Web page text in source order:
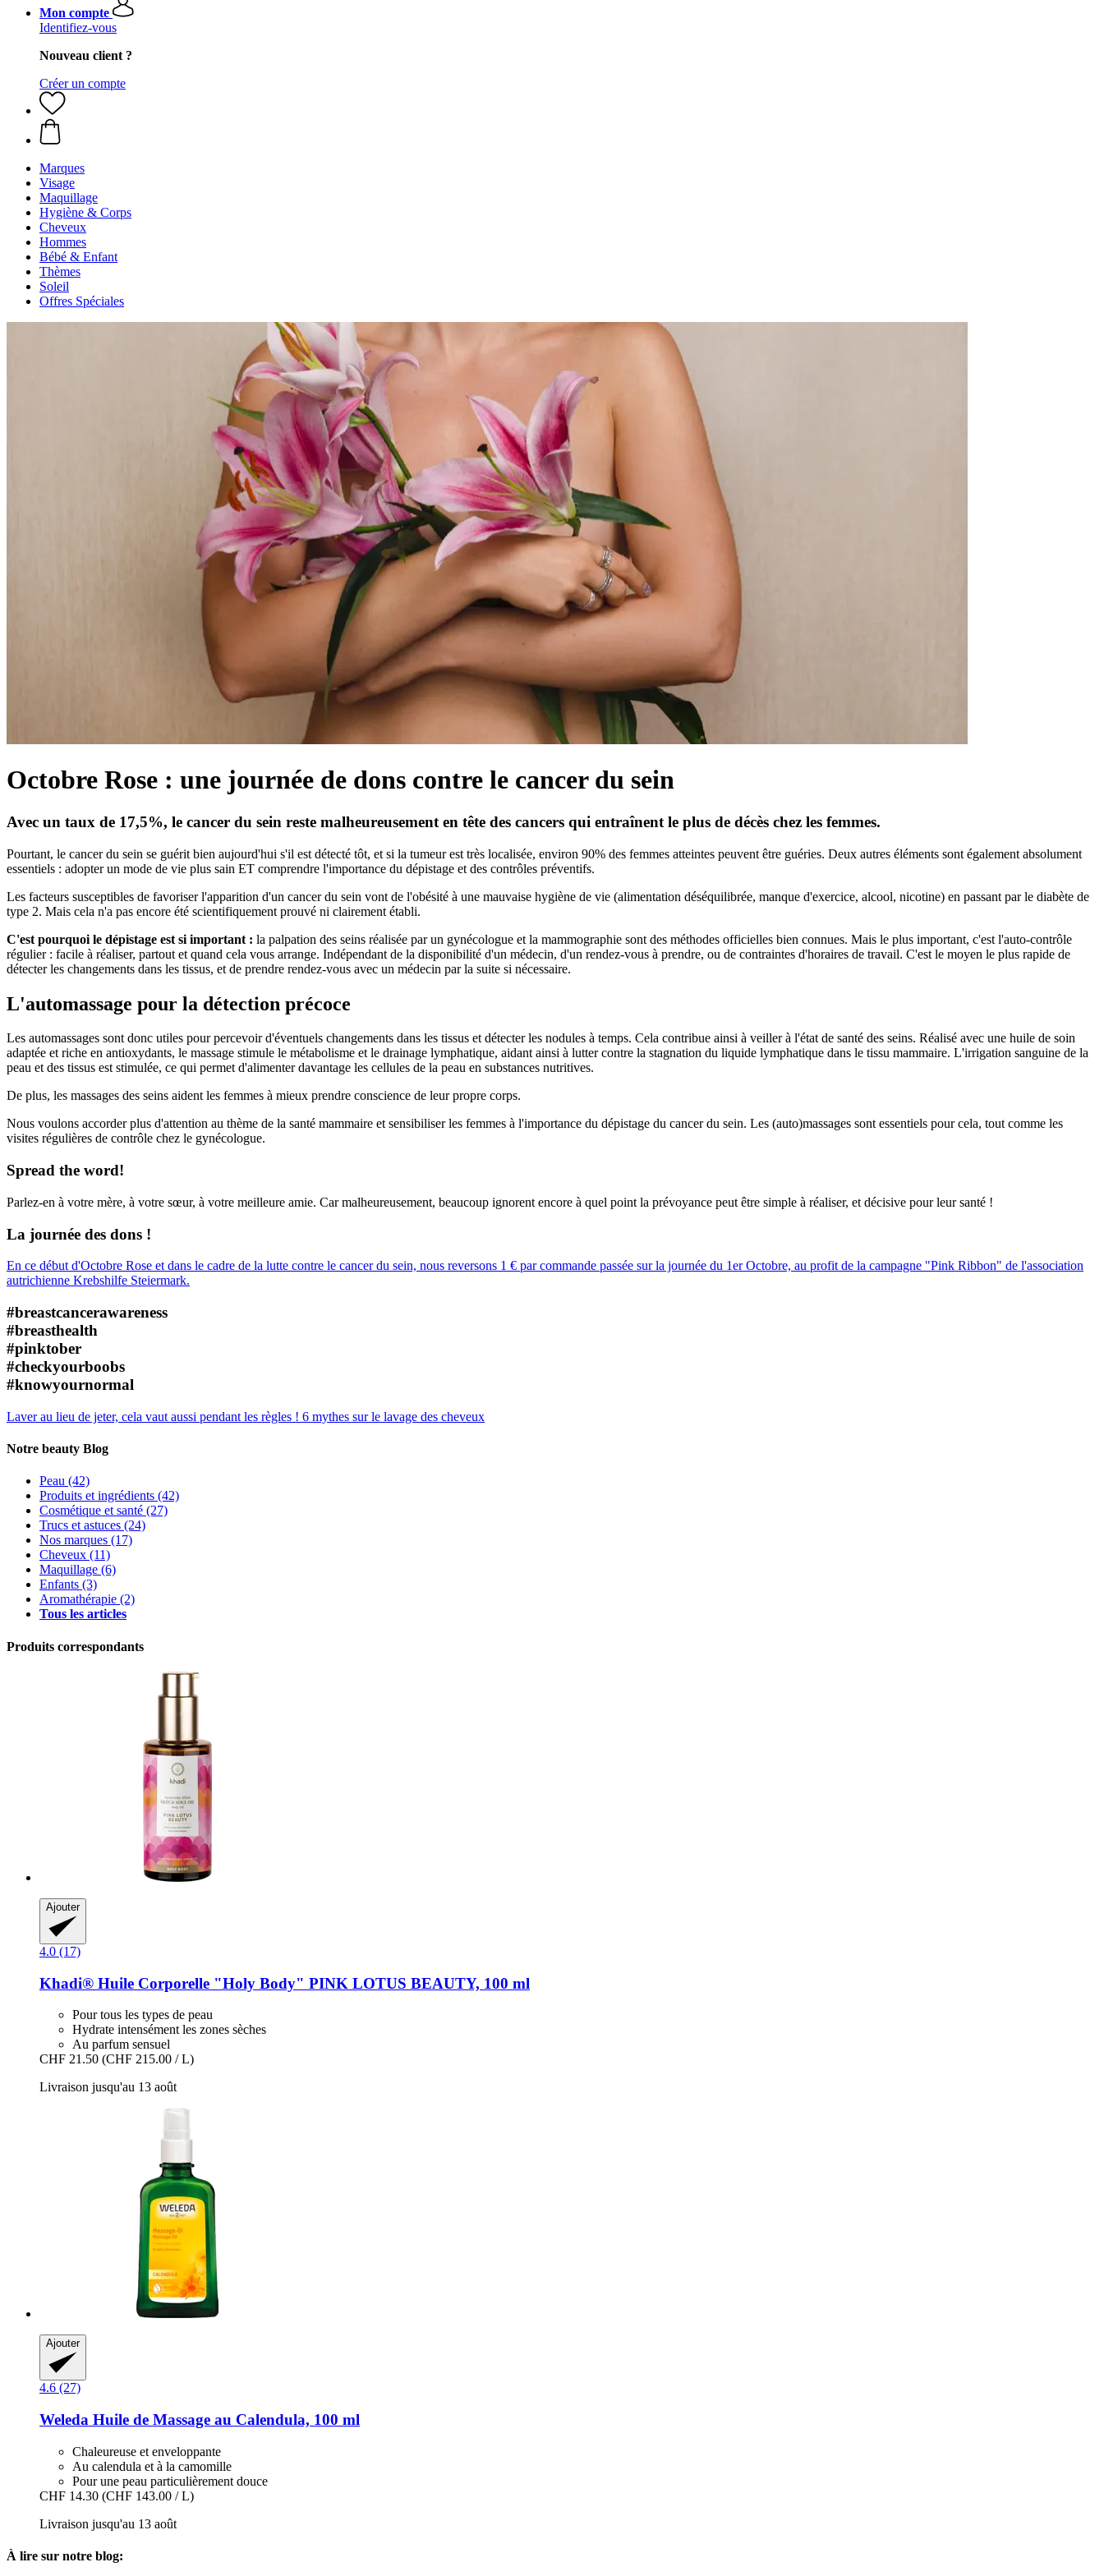
Mon compte
Identifiez-vous
Nouveau client ?
Créer un compte
Marques
Visage
Maquillage
Hygiène & Corps
Cheveux
Hommes
Bébé & Enfant
Thèmes
Soleil
Offres Spéciales
Octobre Rose : une journée de dons contre le cancer du sein
Avec un taux de 17,5%, le cancer du sein reste malheureusement en tête des cancers qui entraînent le plus de décès chez les femmes.
Pourtant, le cancer du sein se guérit bien aujourd'hui s'il est détecté tôt, et si la tumeur est très localisée, environ 90% des femmes atteintes peuvent être guéries. Deux autres éléments sont également absolument
essentiels : adopter un mode de vie plus sain ET comprendre l'importance du dépistage et des contrôles préventifs.
Les facteurs susceptibles de favoriser l'apparition d'un cancer du sein vont de l'obésité à une mauvaise hygiène de vie (alimentation déséquilibrée, manque d'exercice, alcool, nicotine) en passant par le diabète de
type 2. Mais cela n'a pas encore été scientifiquement prouvé ni clairement établi.
C'est pourquoi le dépistage est si important : la palpation des seins réalisée par un gynécologue et la mammographie sont des méthodes officielles bien connues. Mais le plus important, c'est l'auto-contrôle
régulier : facile à réaliser, partout et quand cela vous arrange. Indépendant de la disponibilité d'un médecin, d'un rendez-vous à prendre, ou de contraintes d'horaires de travail. C'est le moyen le plus rapide de
détecter les changements dans les tissus, et de prendre rendez-vous avec un médecin par la suite si nécessaire.
L'automassage pour la détection précoce
Les automassages sont donc utiles pour percevoir d'éventuels changements dans les tissus et détecter les nodules à temps. Cela contribue ainsi à veiller à l'état de santé des seins. Réalisé avec une huile de soin
adaptée et riche en antioxydants, le massage stimule le métabolisme et le drainage lymphatique, aidant ainsi à lutter contre la stagnation du liquide lymphatique dans le tissu mammaire. L'irrigation sanguine de la
peau et des tissus est stimulée, ce qui permet d'alimenter davantage les cellules de la peau en substances nutritives.
De plus, les massages des seins aident les femmes à mieux prendre conscience de leur propre corps.
Nous voulons accorder plus d'attention au thème de la santé mammaire et sensibiliser les femmes à l'importance du dépistage du cancer du sein. Les (auto)massages sont essentiels pour cela, tout comme les
visites régulières de contrôle chez le gynécologue.
Spread the word!
Parlez-en à votre mère, à votre sœur, à votre meilleure amie. Car malheureusement, beaucoup ignorent encore à quel point la prévoyance peut être simple à réaliser, et décisive pour leur santé !
La journée des dons !
En ce début d'Octobre Rose et dans le cadre de la lutte contre le cancer du sein, nous reversons 1 € par commande passée sur la journée du 1er Octobre, au profit de la campagne "Pink Ribbon" de l'association
autrichienne Krebshilfe Steiermark.
#breastcancerawareness
#breasthealth
#pinktober
#checkyourboobs
#knowyournormal
Laver au lieu de jeter, cela vaut aussi pendant les règles ! 6 mythes sur le lavage des cheveux
Notre beauty Blog
Peau (42)
Produits et ingrédients (42)
Cosmétique et santé (27)
Trucs et astuces (24)
Nos marques (17)
Cheveux (11)
Maquillage (6)
Enfants (3)
Aromathérapie (2)
Tous les articles
Produits correspondants
Ajouter
4.0 (17)
Khadi® Huile Corporelle "Holy Body" PINK LOTUS BEAUTY, 100 ml
Pour tous les types de peau
Hydrate intensément les zones sèches
Au parfum sensuel
CHF 21.50 (CHF 215.00 / L)
Livraison jusqu'au 13 août
Ajouter
4.6 (27)
Weleda Huile de Massage au Calendula, 100 ml
Chaleureuse et enveloppante
Au calendula et à la camomille
Pour une peau particulièrement douce
CHF 14.30 (CHF 143.00 / L)
Livraison jusqu'au 13 août
À lire sur notre blog: